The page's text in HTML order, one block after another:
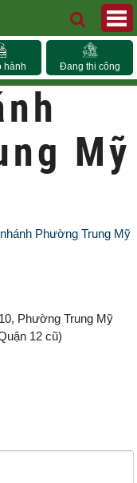
hành Đang thi công
Mỹ
Phường Trung Mỹ
Phường Trung Mỹ
12 cũ)